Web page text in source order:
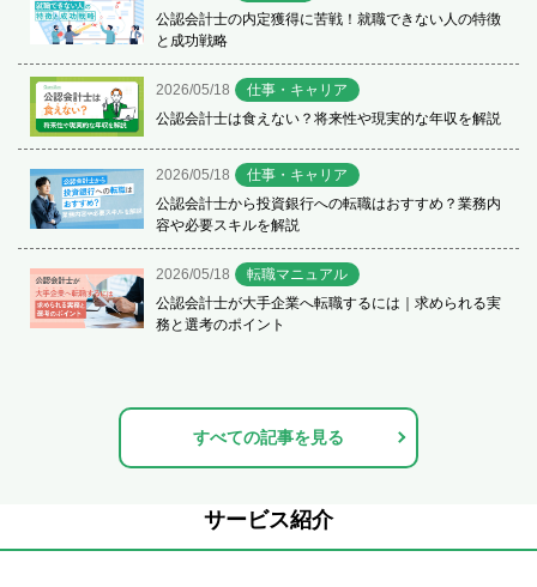
公認会計士の内定獲得に苦戦！就職できない人の特徴
と成功戦略
2026/05/18
仕事・キャリア
公認会計士は食えない？将来性や現実的な年収を解説
2026/05/18
仕事・キャリア
公認会計士から投資銀行への転職はおすすめ？業務内
容や必要スキルを解説
2026/05/18
転職マニュアル
公認会計士が大手企業へ転職するには｜求められる実
務と選考のポイント
すべての記事を見る
サービス紹介